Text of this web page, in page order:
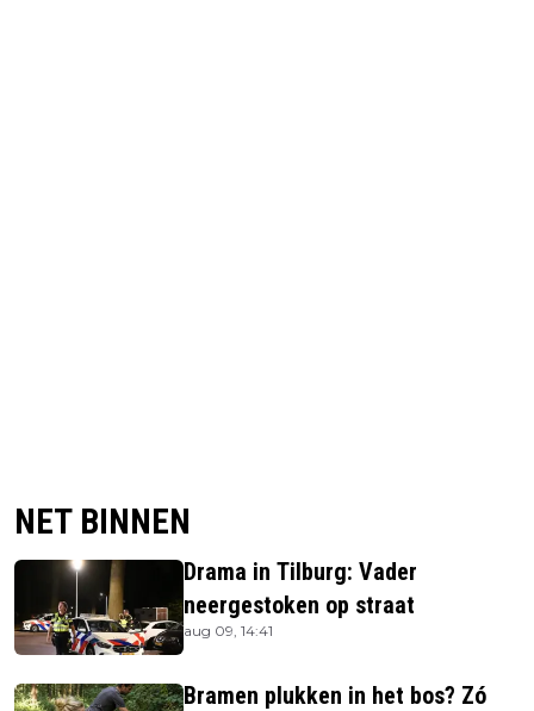
NET BINNEN
Drama in Tilburg: Vader
neergestoken op straat
aug 09, 14:41
Bramen plukken in het bos? Zó